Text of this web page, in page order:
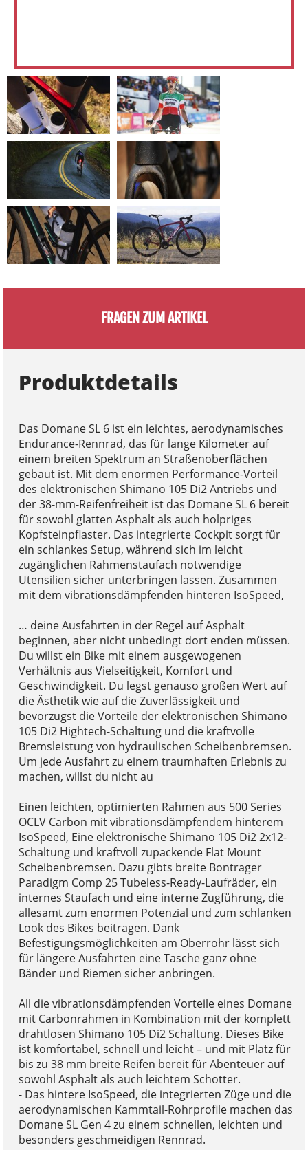
FRAGEN ZUM ARTIKEL
Produktdetails
Das Domane SL 6 ist ein leichtes, aerodynamisches
Endurance-Rennrad, das für lange Kilometer auf
einem breiten Spektrum an Straßenoberflächen
gebaut ist. Mit dem enormen Performance-Vorteil
des elektronischen Shimano 105 Di2 Antriebs und
der 38-mm-Reifenfreiheit ist das Domane SL 6 bereit
für sowohl glatten Asphalt als auch holpriges
Kopfsteinpflaster. Das integrierte Cockpit sorgt für
ein schlankes Setup, während sich im leicht
zugänglichen Rahmenstaufach notwendige
Utensilien sicher unterbringen lassen. Zusammen
mit dem vibrationsdämpfenden hinteren IsoSpeed,
… deine Ausfahrten in der Regel auf Asphalt
beginnen, aber nicht unbedingt dort enden müssen.
Du willst ein Bike mit einem ausgewogenen
Verhältnis aus Vielseitigkeit, Komfort und
Geschwindigkeit. Du legst genauso großen Wert auf
die Ästhetik wie auf die Zuverlässigkeit und
bevorzugst die Vorteile der elektronischen Shimano
105 Di2 Hightech-Schaltung und die kraftvolle
Bremsleistung von hydraulischen Scheibenbremsen.
Um jede Ausfahrt zu einem traumhaften Erlebnis zu
machen, willst du nicht au
Einen leichten, optimierten Rahmen aus 500 Series
OCLV Carbon mit vibrationsdämpfendem hinterem
IsoSpeed, Eine elektronische Shimano 105 Di2 2x12-
Schaltung und kraftvoll zupackende Flat Mount
Scheibenbremsen. Dazu gibts breite Bontrager
Paradigm Comp 25 Tubeless-Ready-Laufräder, ein
internes Staufach und eine interne Zugführung, die
allesamt zum enormen Potenzial und zum schlanken
Look des Bikes beitragen. Dank
Befestigungsmöglichkeiten am Oberrohr lässt sich
für längere Ausfahrten eine Tasche ganz ohne
Bänder und Riemen sicher anbringen.
All die vibrationsdämpfenden Vorteile eines Domane
mit Carbonrahmen in Kombination mit der komplett
drahtlosen Shimano 105 Di2 Schaltung. Dieses Bike
ist komfortabel, schnell und leicht – und mit Platz für
bis zu 38 mm breite Reifen bereit für Abenteuer auf
sowohl Asphalt als auch leichtem Schotter.
- Das hintere IsoSpeed, die integrierten Züge und die
aerodynamischen Kammtail-Rohrprofile machen das
Domane SL Gen 4 zu einem schnellen, leichten und
besonders geschmeidigen Rennrad.